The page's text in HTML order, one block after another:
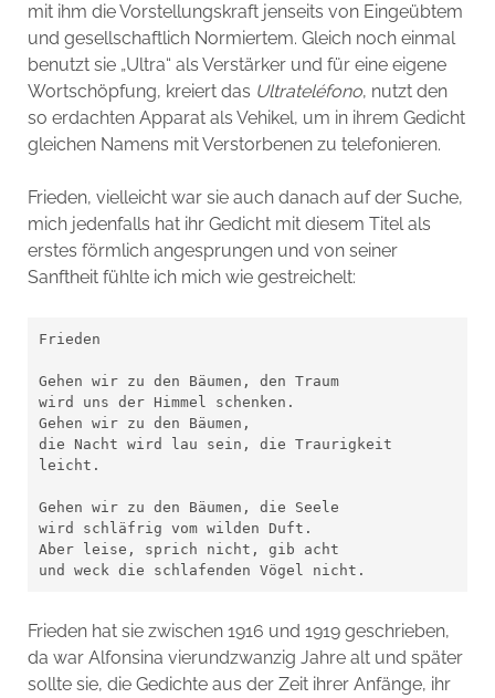
mit ihm die Vorstellungskraft jenseits von Eingeübtem
und gesellschaftlich Normiertem. Gleich noch einmal
benutzt sie „Ultra“ als Verstärker und für eine eigene
Wortschöpfung, kreiert das Ultrateléfono, nutzt den
so erdachten Apparat als Vehikel, um in ihrem Gedicht
gleichen Namens mit Verstorbenen zu telefonieren.
Frieden, vielleicht war sie auch danach auf der Suche,
mich jedenfalls hat ihr Gedicht mit diesem Titel als
erstes förmlich angesprungen und von seiner
Sanftheit fühlte ich mich wie gestreichelt:
Frieden
Gehen wir zu den Bäumen, den Traum
wird uns der Himmel schenken.
Gehen wir zu den Bäumen,
die Nacht wird lau sein, die Traurigkeit
leicht.
Gehen wir zu den Bäumen, die Seele
wird schläfrig vom wilden Duft.
Aber leise, sprich nicht, gib acht
und weck die schlafenden Vögel nicht.
Frieden hat sie zwischen 1916 und 1919 geschrieben,
da war Alfonsina vierundzwanzig Jahre alt und später
sollte sie, die Gedichte aus der Zeit ihrer Anfänge, ihr